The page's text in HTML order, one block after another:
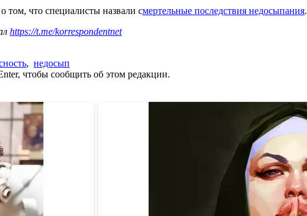
том, что специалисты назвали смертельные последствия недосыпания.
https://t.me/korrespondentnet
, недосып
чтобы сообщить об этом редакции.